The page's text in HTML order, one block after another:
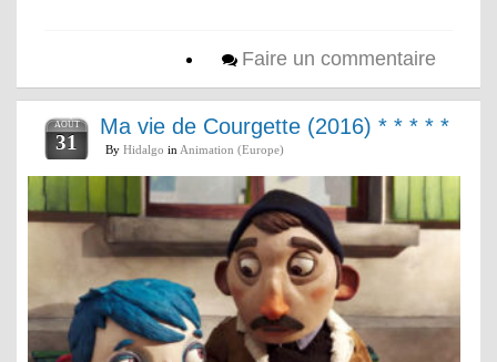
Faire un commentaire
AOÛT
31
Ma vie de Courgette (2016) * * * * *
By Hidalgo inAnimation (Europe)